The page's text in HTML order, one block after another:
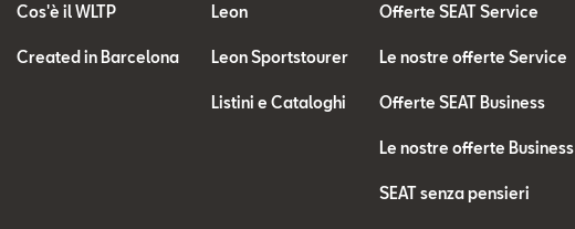
Cos'è il WLTP
Created in Barcelona
Leon
Leon Sportstourer
Listini e Cataloghi
Offerte SEAT Service
Le nostre offerte Service
Offerte SEAT Business
Le nostre offerte Business
SEAT senza pensieri